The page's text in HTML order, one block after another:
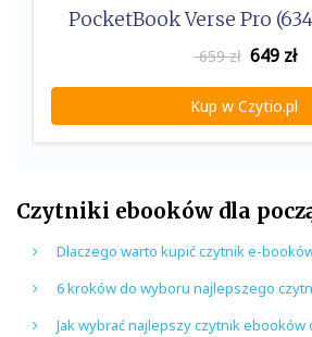
PocketBook Verse Pro
659 zł 649 zł
Kup w Czytio.pl
Czytniki ebooków dla
Dlaczego warto kupić czytnik e-
6 kroków do wyboru najlepszego
Jak wybrać najlepszy czytnik ebooków